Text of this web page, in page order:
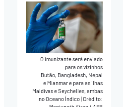
O imunizante será enviado
para os vizinhos
Butão, Bangladesh, Nepal
e Mianmar e para as ilhas
Maldivas e Seychelles, ambas
no Oceano Índico|Crédito: